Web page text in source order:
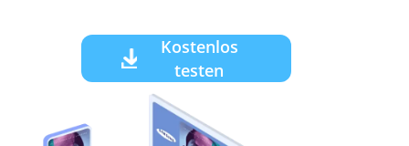
Kostenlos
testen